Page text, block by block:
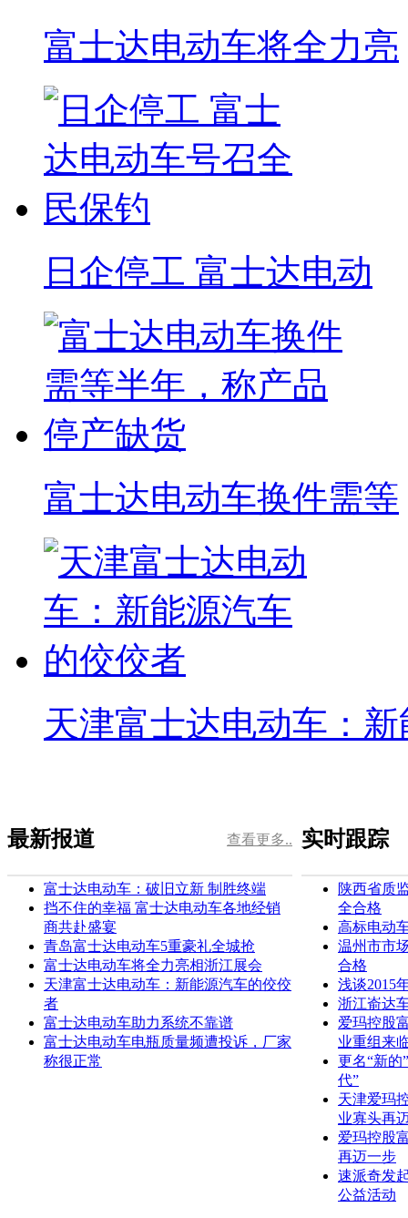
富士达电动车将全力亮
日企停工 富士达电动
富士达电动车换件需等
天津富士达电动车：新
查看更多..
最新报道
富士达电动车：破旧立新 制胜终端
挡不住的幸福 富士达电动车各地经销
商共赴盛宴
青岛富士达电动车5重豪礼全城抢
富士达电动车将全力亮相浙江展会
天津富士达电动车：新能源汽车的佼佼
者
富士达电动车助力系统不靠谱
富士达电动车电瓶质量频遭投诉，厂家
称很正常
实时跟踪
陕西省质
全合格
高标电动
温州市市
合格
浅谈2015
浙江嵛达
爱玛控股
业重组来
更名“新的
代”
天津爱玛
业寡头再
爱玛控股
再迈一步
速派奇发
公益活动